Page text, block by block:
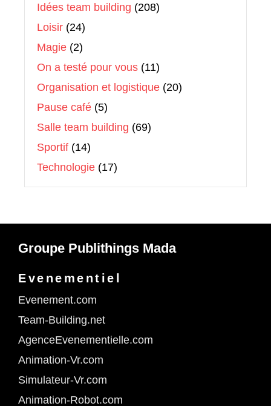
Idées team building (208)
Loisir (24)
Magie (2)
On a testé pour vous (11)
Organisation et logistique (20)
Pause café (5)
Salle team building (69)
Sportif (14)
Technologie (17)
Groupe Publithings Mada
Evenementiel
Evenement.com
Team-Building.net
AgenceEvenementielle.com
Animation-Vr.com
Simulateur-Vr.com
Animation-Robot.com